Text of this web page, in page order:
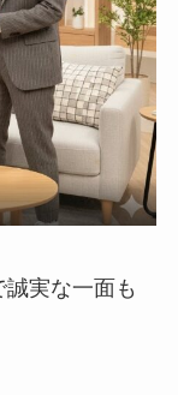
実な一面も